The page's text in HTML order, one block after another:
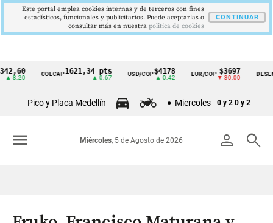
Cintillo
Colombia
COLCAP1621,34 pts
▲ 0.67
USD/COP$4178
▲ 0.42
EUR/COP $3697
▼ 30.00
Pico y Placa Medellín Miercoles 0 y 2 0 y 2
person search
Miércoles, 5 de Agosto de 2026
menu
Este portal emplea cookies internas y de terceros con fines
estadísticos, funcionales y publicitarios. Puede aceptarlas o
consultar más en nuestra politica de cookies
CONTINUAR